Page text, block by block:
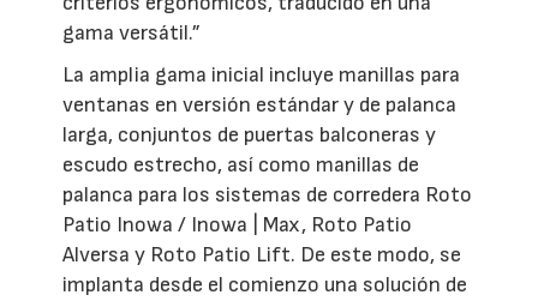
gama versátil.”
La amplia gama inicial incluye manillas para
ventanas en versión estándar y de palanca
larga, conjuntos de puertas balconeras y
escudo estrecho, así como manillas de
palanca para los sistemas de corredera Roto
Patio Inowa / Inowa | Max, Roto Patio
Alversa y Roto Patio Lift. De este modo, se
implanta desde el comienzo una solución de